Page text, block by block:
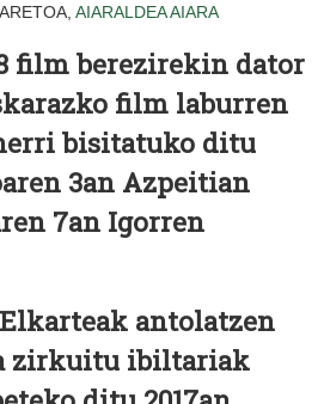
AIARALDEAAIARA
film berezirekin dator
film laburren
bisitatuko ditu
3an Azpeitian
7an Igorren
antolatzen
zirkuitu ibiltariak